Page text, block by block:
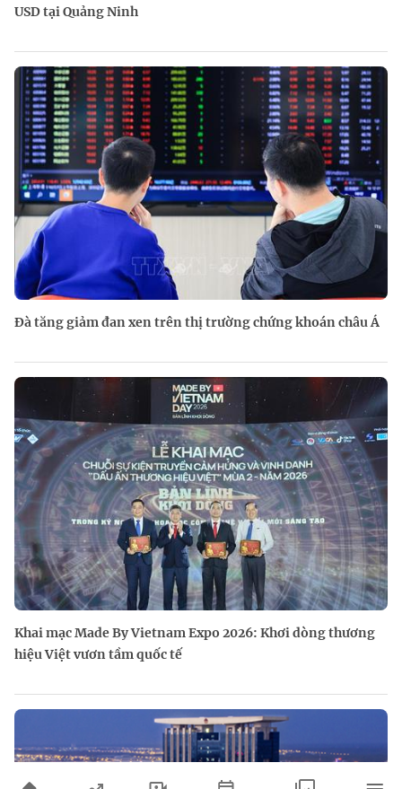
USD tại Quảng Ninh
Đà tăng giảm đan xen trên thị trường chứng khoán châu Á
Khai mạc Made By Vietnam Expo 2026: Khơi dòng thương
hiệu Việt vươn tầm quốc tế